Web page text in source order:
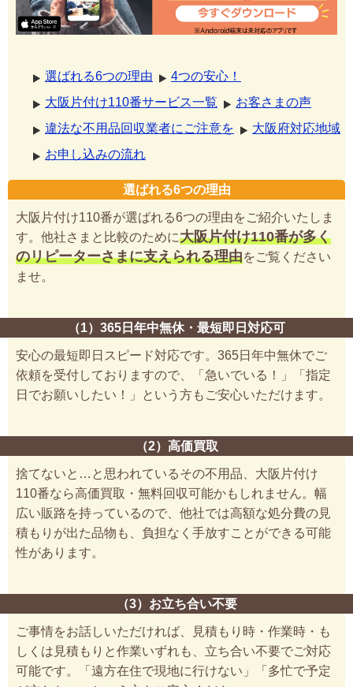
選ばれる6つの理由
4つの安心！
大阪片付け110番サービス一覧
お客さまの声
違法な不用品回収業者にご注意を
大阪府対応地域
お申し込みの流れ
選ばれる6つの理由
大阪片付け110番が選ばれる6つの理由をご紹介いたしま
す。他社さまと比較のために大阪片付け110番が多く
のリピーターさまに支えられる理由をご覧ください
ませ。
（1）365日年中無休・最短即日対応可
安心の最短即日スピード対応です。365日年中無休でご
依頼を受付しておりますので、「急いでいる！」「指定
日でお願いしたい！」という方もご安心いただけます。
（2）高価買取
捨てないと…と思われているその不用品、大阪片付け
110番なら高価買取・無料回収可能かもしれません。幅
広い販路を持っているので、他社では高額な処分費の見
積もりが出た品物も、負担なく手放すことができる可能
性があります。
（3）お立ち合い不要
ご事情をお話しいただければ、見積もり時・作業時・も
しくは見積もりと作業いずれも、立ち合い不要でご対応
可能です。「遠方在住で現地に行けない」「多忙で予定